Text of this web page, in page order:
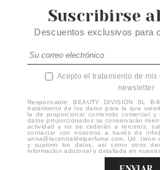
Suscribirse
Descuentos exclusivos para
Acepto el tratamiento de
newsletter
Responsable: BEAUTY DIVISION SL
tratamiento de los datos para la que
la de proporcionar contenido comercial y
datos proporcionados se conservarán
actividad y no se cederán a terceros,
contactar con nosotros a través de
anna@lacentraldelperfume.com. Ud. tiene
y suprimir los datos, así como otros
información adicional y detallada en